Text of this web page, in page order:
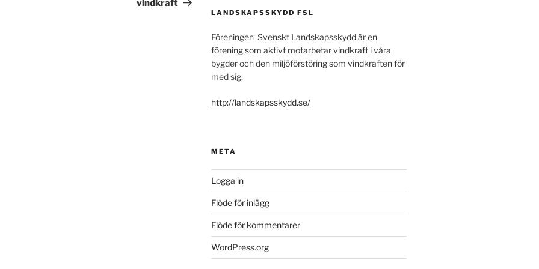
vindkraft
LANDSKAPSSKYDD FSL
Föreningen Svenskt Landskapsskydd är en
förening som aktivt motarbetar vindkraft i våra
bygder och den miljöförstöring som vindkraften för
med sig.
http://landskapsskydd.se/
META
Logga in
Flöde för inlägg
Flöde för kommentarer
WordPress.org